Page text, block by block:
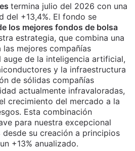
termina julio del 2026 con una
del +13,4%. El fondo se
los mejores fondos de bolsa
estrategia, que combina una
mejores compañías
auge de la inteligencia artificial,
y la infraestructura
de sólidas compañías
actualmente infravaloradas,
crecimiento del mercado a la
Esta combinación
para nuestra excepcional
su creación a principios
+13% anualizado.